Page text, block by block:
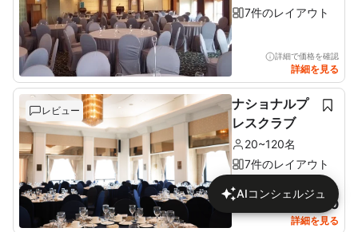
7件のレイアウト
詳細で価格を確認
詳細を見る
レビュー
ナショナルプ
レスクラブ
20~120名
7件のレイアウト
1人あたり予想価格
56,980
詳細を見る
AIコンシェルジュ